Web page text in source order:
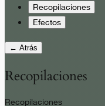
Recopilaciones
Efectos
← Atrás
Recopilaciones
Recopilaciones